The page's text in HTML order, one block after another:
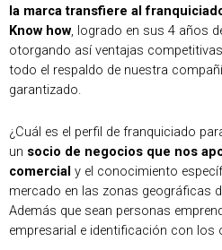
la marca transfiere al
Know how, logrado en sus 4 años
otorgando así ventajas
todo el respaldo de nuestra
garantizado.
¿Cuál es el perfil de franquiciado
un socio de negocios que nos
comercial y el conocimiento
mercado en las zonas geográficas
Además que sean personas
empresarial e identificación con los